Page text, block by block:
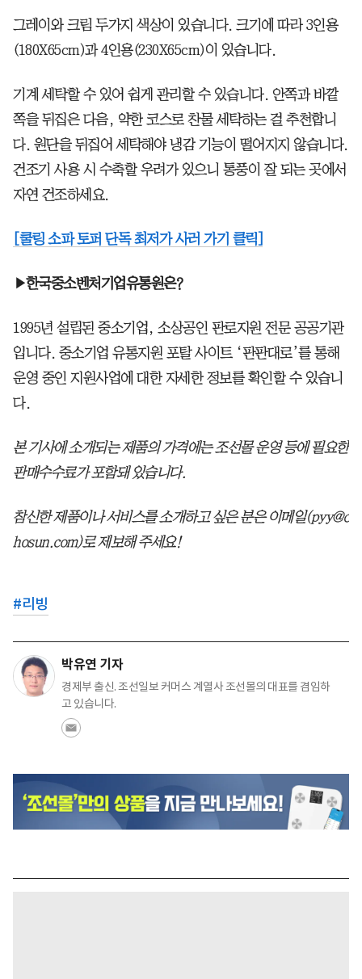
그레이와 크림 두가지 색상이 있습니다. 크기에 따라 3인용
(180X65cm)과 4인용(230X65cm)이 있습니다.
기계 세탁할 수 있어 쉽게 관리할 수 있습니다. 안쪽과 바깥
쪽을 뒤집은 다음, 약한 코스로 찬물 세탁하는 걸 추천합니
다. 원단을 뒤집어 세탁해야 냉감 기능이 떨어지지 않습니다.
건조기 사용 시 수축할 우려가 있으니 통풍이 잘 되는 곳에서
자연 건조하세요.
[쿨링 소파 토퍼 단독 최저가 사러 가기 클릭]
▶한국중소벤처기업유통원은?
1995년 설립된 중소기업, 소상공인 판로지원 전문 공공기관
입니다. 중소기업 유통지원 포탈 사이트 ‘판판대로’를 통해
운영 중인 지원사업에 대한 자세한 정보를 확인할 수 있습니
다.
본 기사에 소개되는 제품의 가격에는 조선몰 운영 등에 필요한
판매수수료가 포함돼 있습니다.
참신한 제품이나 서비스를 소개하고 싶은 분은 이메일(pyy@c
hosun.com)로 제보해 주세요!
#리빙
박유연 기자
경제부 출신. 조선일보 커머스 계열사 조선몰의 대표를 겸임하
고 있습니다.